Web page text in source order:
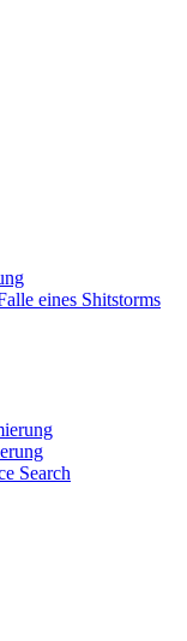
eines Shitstorms
Search